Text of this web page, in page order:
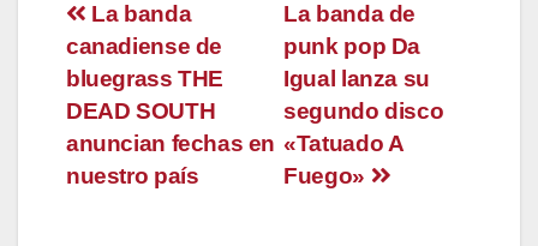
Navegación
de
entradas
La banda de
punk pop Da
Igual lanza su
segundo disco
«Tatuado A
Fuego»
La banda
canadiense de
bluegrass THE
DEAD SOUTH
anuncian fechas en
nuestro país